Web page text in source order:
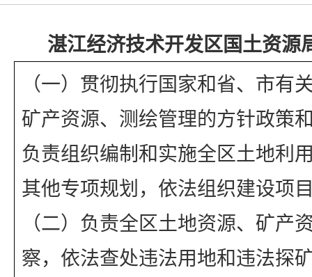
湛江经济技术开发区国土资源
（一）贯彻执行国家和省、市有
矿产资源、测绘管理的方针政策
负责组织编制和实施全区土地利
其他专项规划，依法组织建设项
（二）负责全区土地资源、矿产
察，依法查处违法用地和违法探